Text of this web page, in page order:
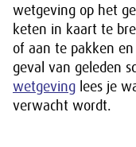
wetgeving op het
keten in kaart te
of aan te pakken
geval van geleden
wetgeving lees je
verwacht wordt.